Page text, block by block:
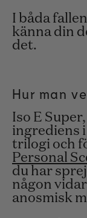
I båda
känna din
det.
Hur man
Iso E
ingrediens
trilogi och
Personal
du har
någon
anosmisk